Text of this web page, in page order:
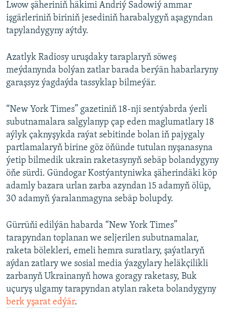
Lwow şäheriniň häkimi Andriý Sadowiý ammar
işgärleriniň biriniň jesediniň harabalygyň aşagyndan
tapylandygyny aýtdy.
Azatlyk Radiosy uruşdaky taraplaryň söweş
meýdanynda bolýan zatlar barada berýän habarlaryny
garaşsyz ýagdaýda tassyklap bilmeýär.
“New York Times” gazetiniň 18-nji sentýabrda ýerli
subutnamalara salgylanyp çap eden maglumatlary 18
aýlyk çaknyşykda raýat sebitinde bolan iň pajygaly
partlamalaryň birine göz öňünde tutulan nyşanasyna
ýetip bilmedik ukrain raketasynyň sebäp bolandygyny
öňe sürdi. Gündogar Kostýantyniwka şäherindäki köp
adamly bazara urlan zarba azyndan 15 adamyň ölüp,
30 adamyň ýaralanmagyna sebäp bolupdy.
Gürrüňi edilýän habarda “New York Times”
tarapyndan toplanan we seljerilen subutnamalar,
raketa bölekleri, emeli hemra suratlary, şaýatlaryň
aýdan zatlary we sosial media ýazgylary heläkçilikli
zarbanyň Ukrainanyň howa goragy raketasy, Buk
uçuryş ulgamy tarapyndan atylan raketa bolandygyny
berk yşarat edýär.